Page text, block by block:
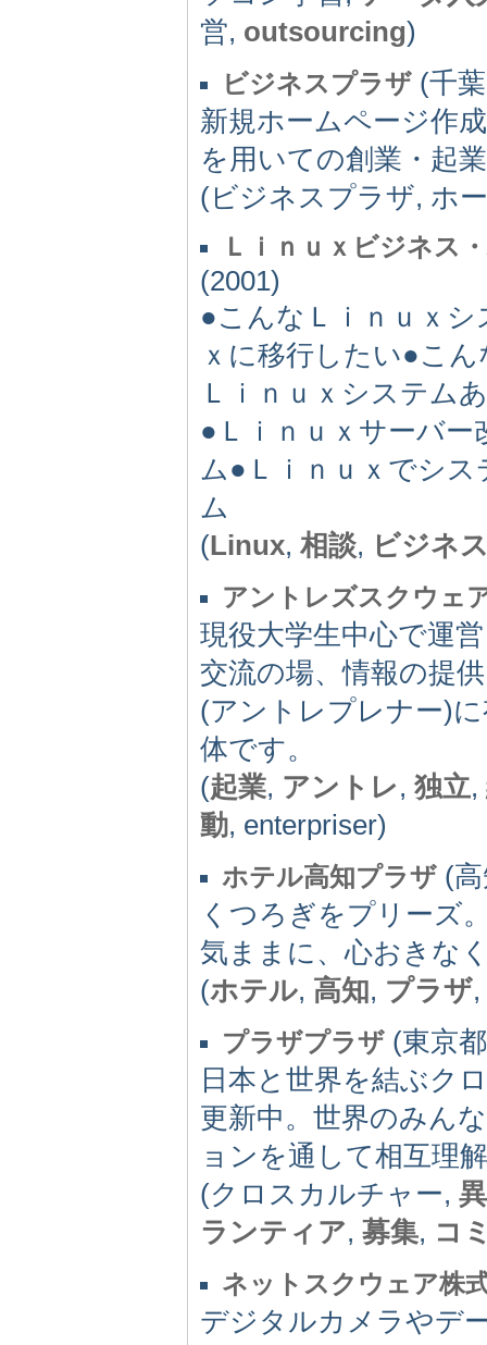
営, outsourcing)
ビジネスプラザ (千
新規ホームページ作
を用いての創業・起
(ビジネスプラザ, ホ
Ｌｉｎｕｘビジネス
(2001)
●こんなＬｉｎｕｘ
ｘに移行したい●こ
Ｌｉｎｕｘシステム
●Ｌｉｎｕｘサーバ
ム●Ｌｉｎｕｘでシ
ム
(Linux, 相談, ビジネ
アントレズスクウェ
現役大学生中心で運
交流の場、情報の提
(アントレプレナー)
体です。
(起業, アントレ, 独立,
動, enterpriser)
ホテル高知プラザ (
くつろぎをプリーズ
気ままに、心おきな
(ホテル, 高知, プラザ,
プラザプラザ (東京
日本と世界を結ぶク
更新中。世界のみん
ョンを通して相互理
(クロスカルチャー,
ランティア, 募集, コ
ネットスクウェア株
デジタルカメラやデ